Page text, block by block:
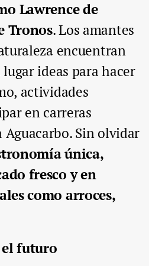
Lawrence de
Tronos. Los amantes
encuentran
ideas para hacer
actividades
en carreras
Sin olvidar
única,
fresco y en
como arroces,
el futuro